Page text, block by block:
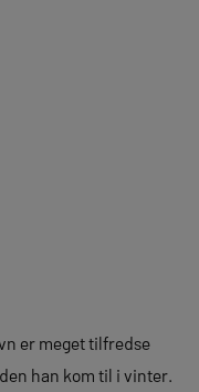
er meget tilfredse
han kom til i vinter.